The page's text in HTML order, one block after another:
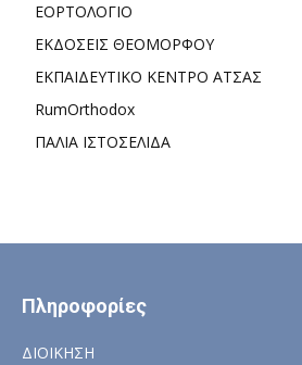
ΕΟΡΤΟΛΟΓΙΟ
ΕΚΔΟΣΕΙΣ ΘΕΟΜΟΡΦΟΥ
ΕΚΠΑΙΔΕΥΤΙΚΟ ΚΕΝΤΡΟ ΑΤΣΑΣ
RumOrthodox
ΠΑΛΙΑ ΙΣΤΟΣΕΛΙΔΑ
Πληροφορίες
ΔΙΟΙΚΗΣΗ